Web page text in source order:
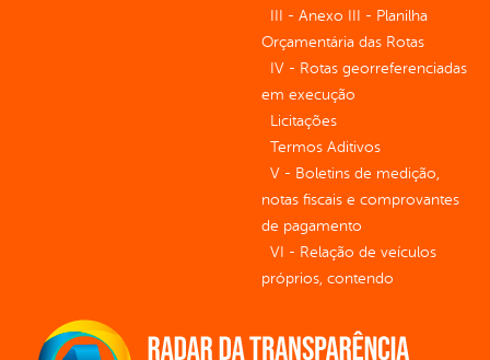
III - Anexo III - Planilha
Orçamentária das Rotas
IV - Rotas georreferenciadas
em execução
Licitações
Termos Aditivos
V - Boletins de medição,
notas fiscais e comprovantes
de pagamento
VI - Relação de veículos
próprios, contendo